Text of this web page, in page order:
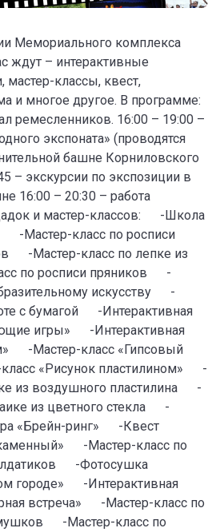
Мемориального комплекса
ждут – интерактивные
мастер-классы, квест,
и многое другое. В программе:
ремесленников. 16:00 – 19:00 –
экспоната» (проводятся
башне Корниловского
– экскурсии по экспозиции в
16:00 – 20:30 – работа
и мастер-классов: -Школа
-Мастер-класс по росписи
-Мастер-класс по лепке из
по росписи пряников -
искусству -
с бумагой -Интерактивная
игры» -Интерактивная
-Мастер-класс «Гипсовый
«Рисунок пластилином» -
из воздушного пластилина -
из цветного стекла -
«Брейн-ринг» -Квест
-Мастер-класс по
-Фотосушка
городе» -Интерактивная
встреча» -Мастер-класс по
-Мастер-класс по